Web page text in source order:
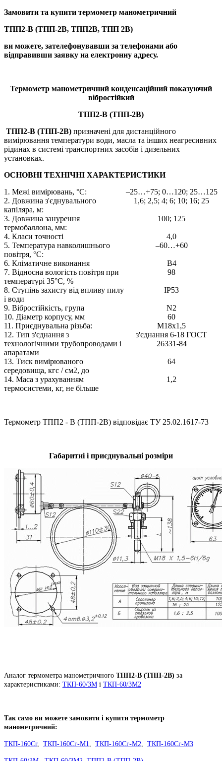
Замовити та купити термометр манометричний
ТПП2-В (ТПП-2В, ТПП2В, ТПП 2В)
ви можете, зателефонувавши за телефонами або
відправивши заявку на електронну адресу.
Термометр манометричний конденсаційний показуючий
вібростійкий
ТПП2-В (ТПП-2В)
ТПП2-В (ТПП-2В) призначені для дистанційного
вимірювання температури води, масла та інших неагресивних
рідинах в системі транспортних засобів і дизельних
установках.
ОСНОВНІ ТЕХНІЧНІ ХАРАКТЕРИСТИКИ
1. Межі вимірювань, °С:
–25…+75; 0…120; 25…125
2. Довжина з'єднувального
капіляра, м:
1,6; 2,5; 4; 6; 10; 16; 25
3. Довжина занурення
термобаллона, мм:
100; 125
4. Класи точності
4,0
5. Температура навколишнього
повітря, °С:
–60…+60
6. Кліматичне виконання
В4
7. Відносна вологість повітря при
температурі 35°С, %
98
8. Ступінь захисту від впливу пилу
і води
IP53
9. Вібростійкість, група
N2
10. Діаметр корпусу, мм
60
11. Приєднувальна різьба:
М18х1,5
12. Тип з'єднання з
технологічними трубопроводами і
апаратами
з'єднання 6-18 ГОСТ
26331-84
13. Тиск вимірюваного
середовища, кгс / см2, до
64
14. Маса з урахуванням
термосистеми, кг, не більше
1,2
Термометр ТПП2 - В (ТПП-2В) відповідає ТУ 25.02.1617-73
Габаритні і приєднувальні розміри
Аналог термометра манометричного ТПП2-В (ТПП-2В) за
характеристиками: ТКП-60/3М і ТКП-60/3М2
Так само ви можете замовити і купити термометр
манометричний:
ТКП-160Сг, ТКП-160Сг-М1 ТКП-160Сг-М2 ТКП-160Сг-М3